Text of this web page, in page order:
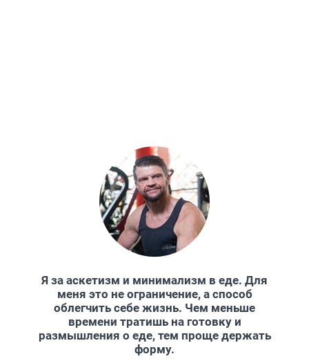
Я за аскетизм и минимализм в еде. Для
меня это не ограничение, а способ
облегчить себе жизнь. Чем меньше
времени тратишь на готовку и
размышления о еде, тем проще держать
форму.